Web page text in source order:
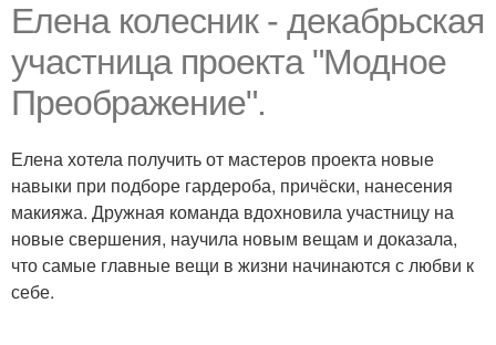
Елена колесник - декабрьская
участница проекта "Модное
Преображение".
Елена хотела получить от мастеров проекта новые
навыки при подборе гардероба, причёски, нанесения
макияжа. Дружная команда вдохновила участницу на
новые свершения, научила новым вещам и доказала,
что самые главные вещи в жизни начинаются с любви к
себе.